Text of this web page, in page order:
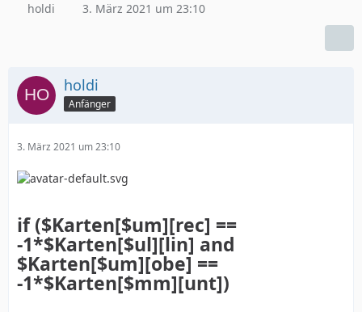
holdi 3. März 2021 um 23:10
holdi
Anfänger
3. März 2021 um 23:10
if ($Karten[$um][rec] ==
-1*$Karten[$ul][lin] and
$Karten[$um][obe] ==
-1*$Karten[$mm][unt])